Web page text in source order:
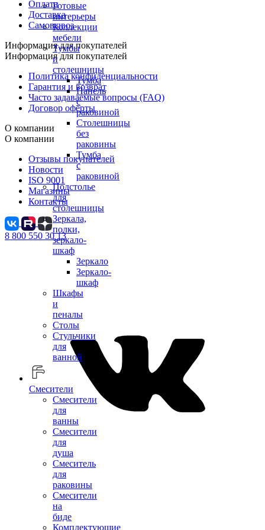
Готовые
интерьеры
Коллекции
мебели
Тумбы
и
столешницы
Тумба
Панель
с
раковиной
Столешницы
без
раковины
Тумба
с
раковиной
Подстолье
для
столешницы
Зеркала,
полки,
зеркало-
шкаф
Зеркало
Зеркало-
шкаф
Шкафы
и
пеналы
Столы
Стульчики
для
ванной
Смесители
Смесители
для
ванны
Смесители
для
душа
Смеситель
для
раковины
Смесители
на
биде
Комплектующие
Оплата
Доставка
Самовывоз
Информация для покупателей
Информация для покупателей
Политика конфиденциальности
Гарантия и возврат
Часто задаваемые вопросы (FAQ)
Договор оферты
О компании
О компании
Отзывы покупателей
Новости
ISO 9001
Магазины
Контакты
8 800 550 30 13